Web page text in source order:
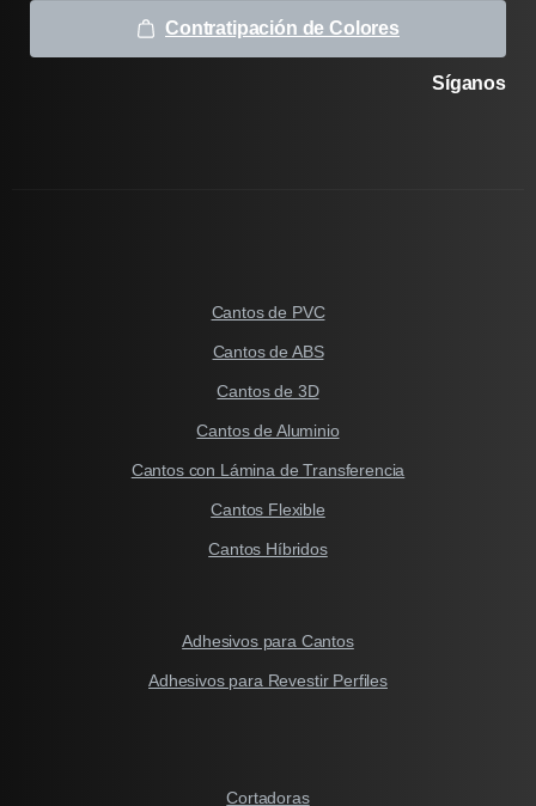
Contratipación de Colores
Síganos
Cantos de PVC
Cantos de ABS
Cantos de 3D
Cantos de Aluminio
Cantos con Lámina de Transferencia
Cantos Flexible
Cantos Híbridos
Adhesivos para Cantos
Adhesivos para Revestir Perfiles
Cortadoras